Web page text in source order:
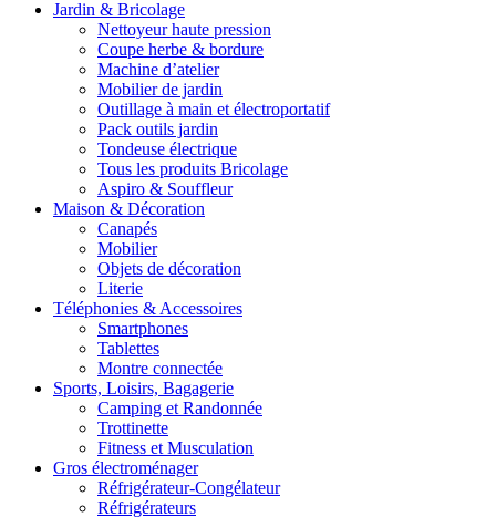
Jardin & Bricolage
Nettoyeur haute pression
Coupe herbe & bordure
Machine d’atelier
Mobilier de jardin
Outillage à main et électroportatif
Pack outils jardin
Tondeuse électrique
Tous les produits Bricolage
Aspiro & Souffleur
Maison & Décoration
Canapés
Mobilier
Objets de décoration
Literie
Téléphonies & Accessoires
Smartphones
Tablettes
Montre connectée
Sports, Loisirs, Bagagerie
Camping et Randonnée
Trottinette
Fitness et Musculation
Gros électroménager
Réfrigérateur-Congélateur
Réfrigérateurs